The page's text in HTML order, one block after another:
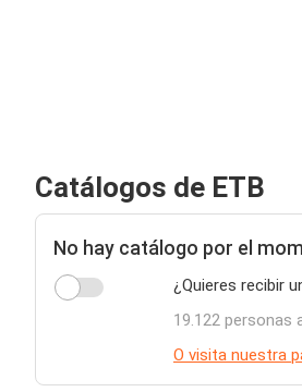
Catálogos de ETB
No hay catálogo por el
¿Quieres recibir
19.122 personas
O visita nuestra